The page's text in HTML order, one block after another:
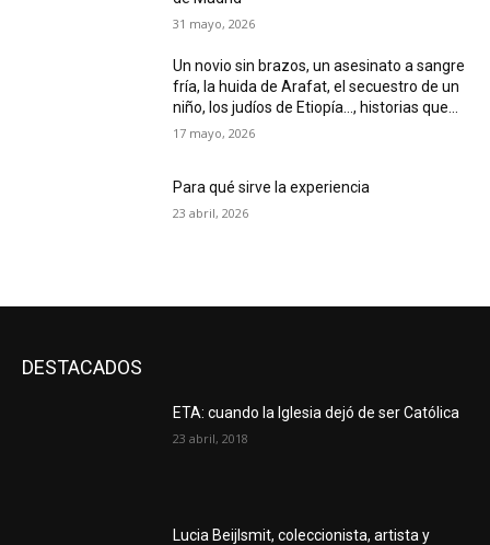
31 mayo, 2026
Un novio sin brazos, un asesinato a sangre
fría, la huida de Arafat, el secuestro de un
niño, los judíos de Etiopía…, historias que...
17 mayo, 2026
Para qué sirve la experiencia
23 abril, 2026
DESTACADOS
ETA: cuando la Iglesia dejó de ser Católica
23 abril, 2018
Lucia Beijlsmit, coleccionista, artista y